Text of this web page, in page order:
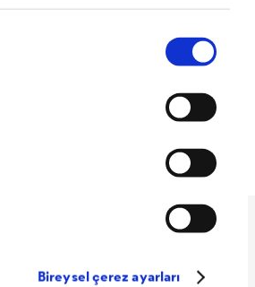
Bireysel çerez ayarları
kolayca bitirebilirsiniz.
rüzgar geçirimsizlik sağlar.